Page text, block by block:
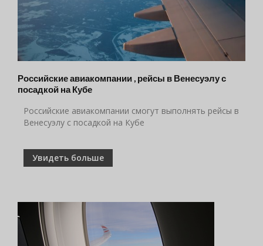
Российские авиакомпании , рейсы в Венесуэлу с
посадкой на Кубе
Российские авиакомпании смогут выполнять рейсы в
Венесуэлу с посадкой на Кубе
Увидеть больше